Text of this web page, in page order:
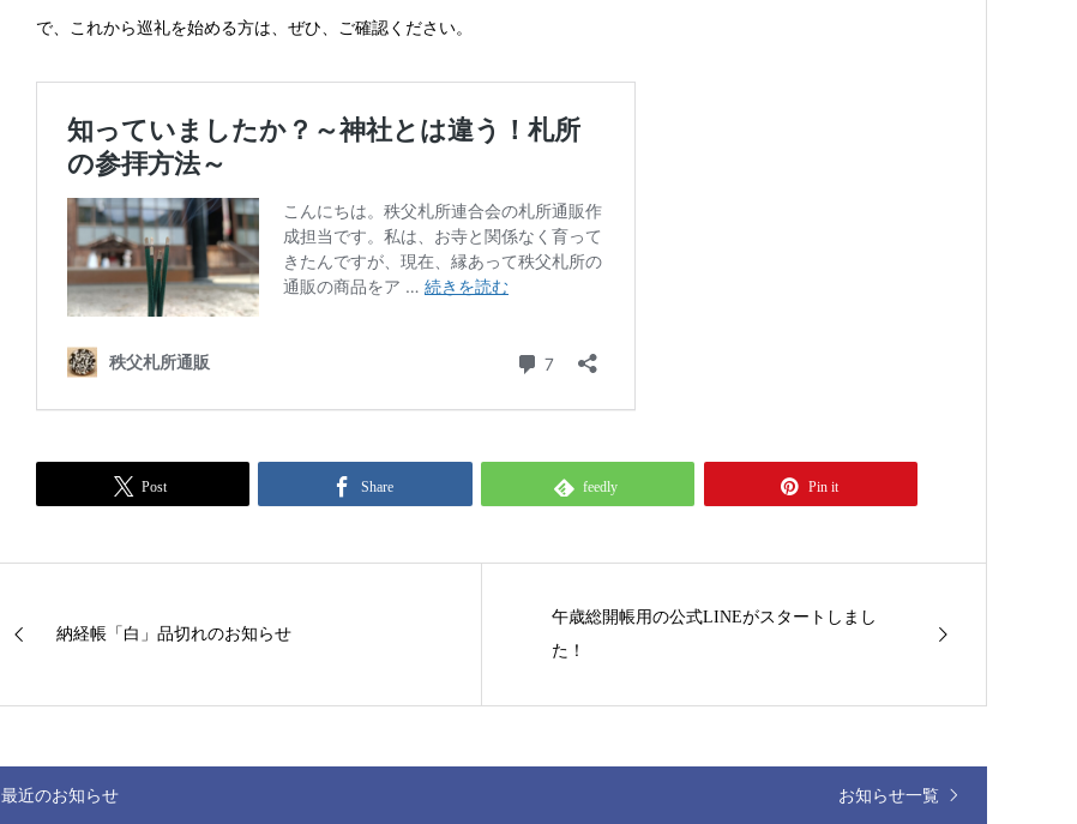
で、これから巡礼を始める方は、ぜひ、ご確認ください。
Post Share feedly Pin it
納経帳「白」品切れのお知らせ
午歳総開帳用の公式LINEがスタートしまし
た！
最近のお知らせ お知らせ一覧